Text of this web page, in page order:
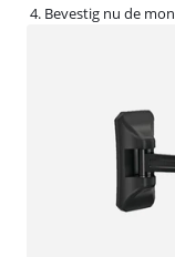
Bevestig nu de